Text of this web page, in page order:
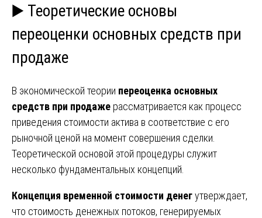
▶️ Теоретические основы
переоценки основных средств при
продаже
В экономической теории переоценка основных
средств при продаже рассматривается как процесс
приведения стоимости актива в соответствие с его
рыночной ценой на момент совершения сделки.
Теоретической основой этой процедуры служит
несколько фундаментальных концепций.
Концепция временной стоимости денегутверждает,
что стоимость денежных потоков, генерируемых